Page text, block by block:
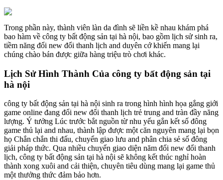
Trong phần này, thành viên làn da đình sẽ liền kề nhau khám phá
bao hàm về công ty bất động sản tại hà nội, bao gồm lịch sử sinh ra,
tiềm năng đổi new đổi thanh lịch and duyên cớ khiến mang lại
chúng chào bán được giữa hàng triệu trò chơi khác.
Lịch Sử Hình Thành Của công ty bất động sản tại
hà nội
công ty bất động sản tại hà nội sinh ra trong hình hình họa gắng giới
game online đang đổi new đổi thanh lịch trẻ trung and tràn đầy năng
lượng. Ý tưởng Lúc trước bắt nguồn từ nhu yếu gắn kết số đông
game thủ lại and nhau, thành lập được một căn nguyên mang lại bọn
họ Chắn chắn thi đấu, chuyển giao lưu and phân chia sẻ số đông
giải pháp thức. Qua nhiều chuyển giao diện năm đổi new đổi thanh
lịch, công ty bất động sản tại hà nội sẽ không kết thúc nghỉ hoàn
thành xong xuôi and cải thiện, chuyên tiêu dùng mang lại game thủ
một thưởng thức đảm bảo hơn.